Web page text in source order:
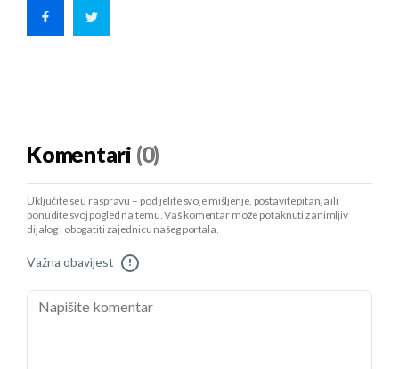
Komentari (0)
Uključite se u raspravu – podijelite svoje mišljenje, postavite pitanja ili
ponudite svoj pogled na temu. Vaš komentar može potaknuti zanimljiv
dijalog i obogatiti zajednicu našeg portala.
Važna obavijest !